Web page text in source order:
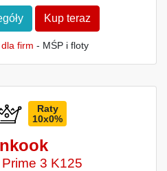
Kup teraz
firm - MŚP i floty
Raty
10x0%
3 K125